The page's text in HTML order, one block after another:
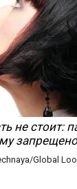
не стоит:
Global